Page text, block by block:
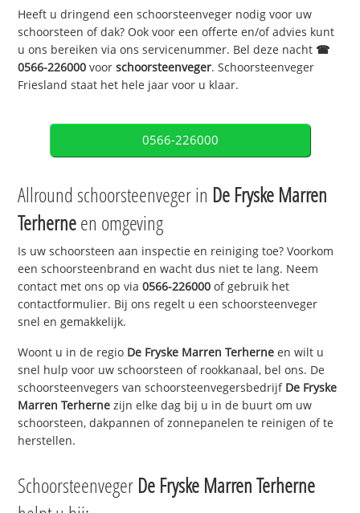
Heeft u dringend een schoorsteenveger nodig voor uw
schoorsteen of dak? Ook voor een offerte en/of advies kunt
u ons bereiken via ons servicenummer. Bel deze nacht ☎
0566-226000 voorschoorsteenveger. Schoorsteenveger
Friesland staat het hele jaar voor u klaar.
0566-226000
Allround schoorsteenveger in De Fryske Marren
Terherneen omgeving
Is uw schoorsteen aan inspectie en reiniging toe? Voorkom
een schoorsteenbrand en wacht dus niet te lang. Neem
contact met ons op via0566-226000 of gebruik het
contactformulier. Bij ons regelt u een schoorsteenveger
snel en gemakkelijk.
Woont u in de regio De Fryske Marren Terherne en wilt u
snel hulp voor uw schoorsteen of rookkanaal, bel ons. De
schoorsteenvegers van schoorsteenvegersbedrijf De Fryske
Marren Terherne zijn elke dag bij u in de buurt om uw
schoorsteen, dakpannen of zonnepanelen te reinigen of te
herstellen.
Schoorsteenveger De Fryske Marren Terherne